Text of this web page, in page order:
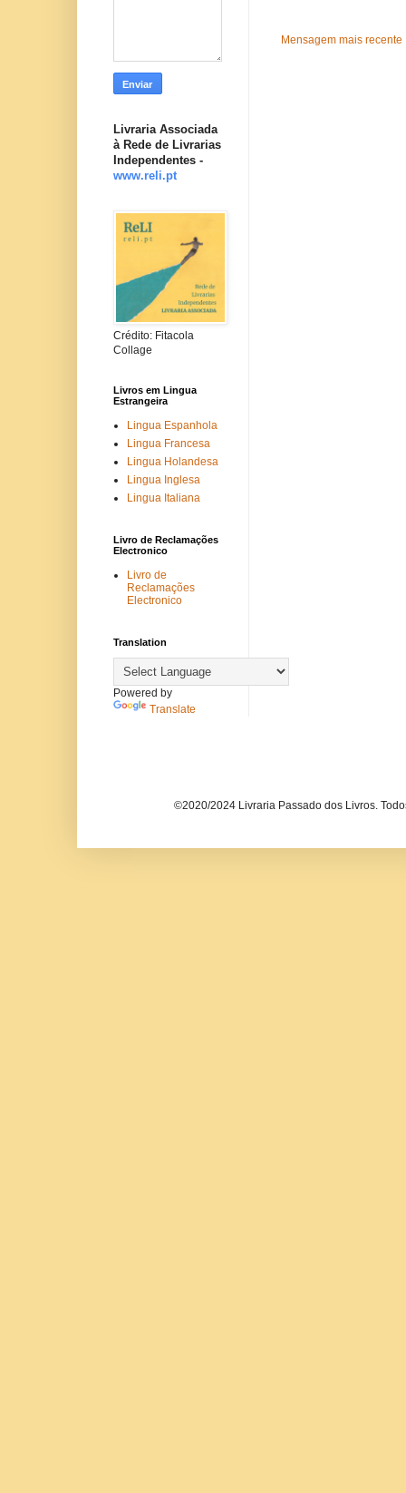
Mensagem mais recente
Livraria Associada
à Rede de Livrarias
Independentes -
www.reli.pt
Crédito: Fitacola
Collage
Livros em Lingua
Estrangeira
Lingua Espanhola
Lingua Francesa
Lingua Holandesa
Lingua Inglesa
Lingua Italiana
Livro de Reclamações
Electronico
Livro de
Reclamações
Electronico
Translation
Powered by
Translate
©2020/2024 Livraria Passado dos Livros.